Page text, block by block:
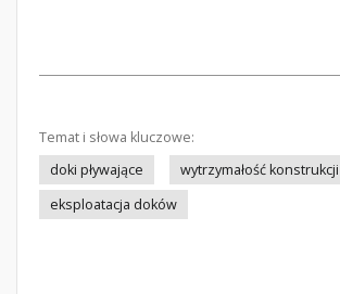
Temat i słowa kluczowe:
doki pływające
wytrzymałość konstrukcji
eksploatacja doków